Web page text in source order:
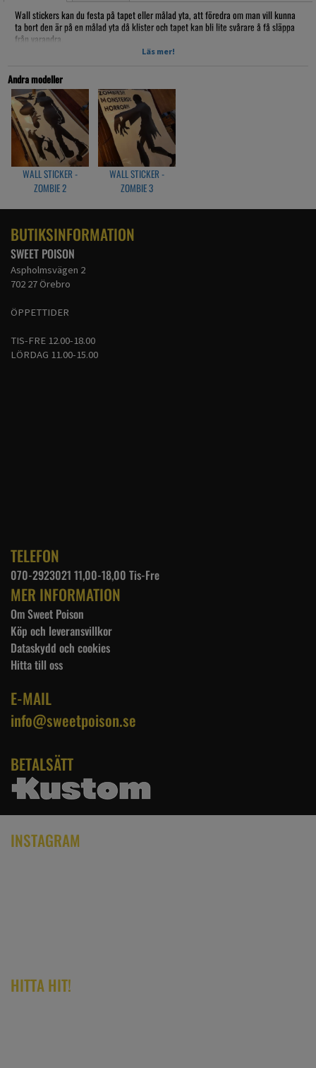
Wall stickers kan du festa på tapet eller målad yta, att föredra om man vill kunna
ta bort den är på en målad yta då klister och tapet kan bli lite svårare å få släppa
från varandra.
Artikelnr: WS02
Läs mer!
Andra modeller
WALL STICKER -
ZOMBIE 2
WALL STICKER -
ZOMBIE 3
BUTIKSINFORMATION
SWEET POISON
Aspholmsvägen 2
702 27 Örebro
ÖPPETTIDER
TIS-FRE 12.00-18.00
LÖRDAG 11.00-15.00
TELEFON
070-2923021 11,00-18,00 Tis-Fre
MER INFORMATION
Om Sweet Poison
Köp och leveransvillkor
Dataskydd och cookies
Hitta till oss
E-MAIL
info@sweetpoison.se
BETALSÄTT
INSTAGRAM
HITTA HIT!